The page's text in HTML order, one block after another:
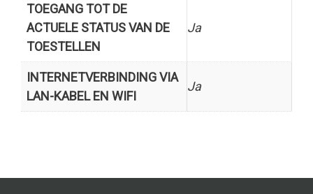
TOEGANG TOT DE
ACTUELE STATUS VAN DE
TOESTELLEN
Ja
INTERNETVERBINDING VIA
LAN-KABEL EN WIFI
Ja